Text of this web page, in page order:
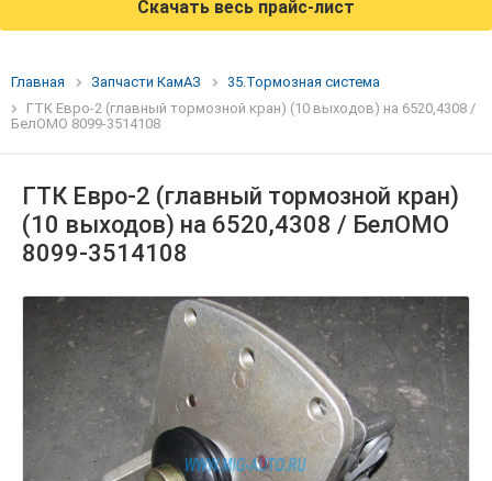
Скачать весь прайс-лист
Главная Запчасти КамАЗ
35.Тормозная система
ГТК Евро-2 (главный тормозной кран) (10 выходов) на 6520,4308 /
БелОМО 8099-3514108
ГТК Евро-2 (главный тормозной кран)
(10 выходов) на 6520,4308 / БелОМО
8099-3514108